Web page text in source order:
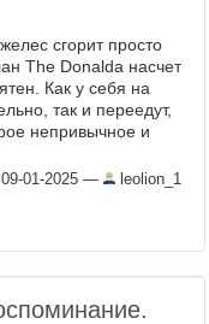
сгорит просто
The Donaldа насчет
Как у себя на
так и переедут,
непривычное и
09-01-2025 — leolion_1